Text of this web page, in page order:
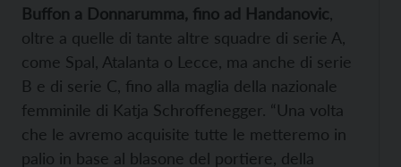
Buffon a Donnarumma, fino ad Handanovic
oltre a quelle di tante altre squadre di serie A,
come Spal, Atalanta o Lecce, ma anche di serie
B e di serie C, fino alla maglia della nazionale
femminile di Katja Schroffenegger. “Una volta
che le avremo acquisite tutte le metteremo in
palio in base al blasone del portiere, della